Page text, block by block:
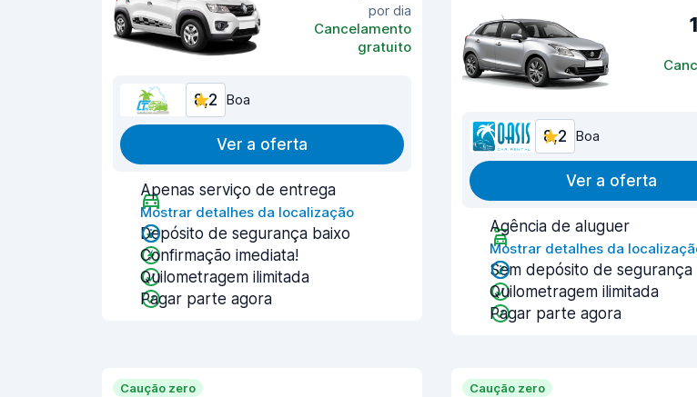
por dia
Cancelamento
gratuito
8,2 Boa
Ver a oferta
Apenas serviço de entrega
Mostrar detalhes da localização
Depósito de segurança baixo
Confirmação imediata!
Quilometragem ilimitada
Pagar parte agora
8,2 Boa
Ver a oferta
Agência de aluguer
Mostrar detalhes da
Sem depósito de segurança
Quilometragem ilimitada
Pagar parte agora
Caução zero Caução zero